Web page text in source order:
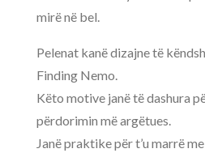
mirë në bel.
Pelenat kanë dizajne të
Finding Nemo.
Këto motive janë të dashura
përdorimin më argëtues.
Janë praktike për t’u marrë